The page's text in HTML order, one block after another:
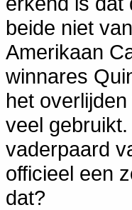
beide niet
Amerikaan
winnares
het
veel
vaderpaard
officieel een
dat?